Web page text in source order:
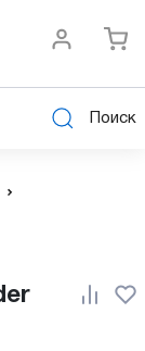
Поиск